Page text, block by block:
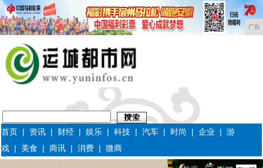
广告
首页 | 资讯 | 财经 |娱乐 |科技 |汽车 | 时尚 |企业 |游
戏 | 美食 |商讯 |消费 |微商